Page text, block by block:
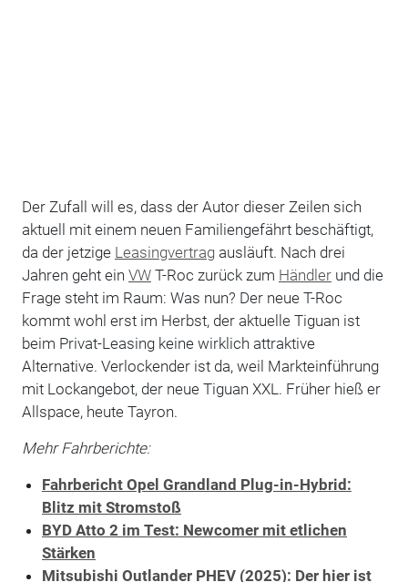
Der Zufall will es, dass der Autor dieser Zeilen sich
aktuell mit einem neuen Familiengefährt beschäftigt,
da der jetzige Leasingvertragausläuft. Nach drei
Jahren geht ein VWT-Roc zurück zum Händlerund die
Frage steht im Raum: Was nun? Der neue T-Roc
kommt wohl erst im Herbst, der aktuelle Tiguan ist
beim Privat-Leasing keine wirklich attraktive
Alternative. Verlockender ist da, weil Markteinführung
mit Lockangebot, der neue Tiguan XXL. Früher hieß er
Allspace, heute Tayron.
Mehr Fahrberichte:
Fahrbericht Opel Grandland Plug-in-Hybrid:
Blitz mit Stromstoß
BYD Atto 2 im Test: Newcomer mit etlichen
Stärken
Mitsubishi Outlander PHEV (2025): Der hier ist